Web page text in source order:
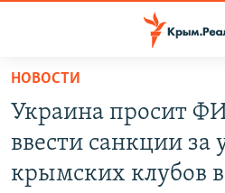
Вернуться
основному
содержанию
СПЕЦПРОЕКТЫ
НОВОСТИ
Украина просит
ввести санкции за
крымских клубов